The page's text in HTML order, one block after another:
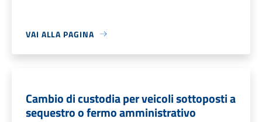
VAI ALLA PAGINA
Cambio di custodia per veicoli sottoposti a
sequestro o fermo amministrativo